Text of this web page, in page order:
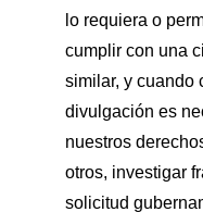
lo requiera o
cumplir con una
similar, y cuando
divulgación es
nuestros
otros, investigar
solicitud